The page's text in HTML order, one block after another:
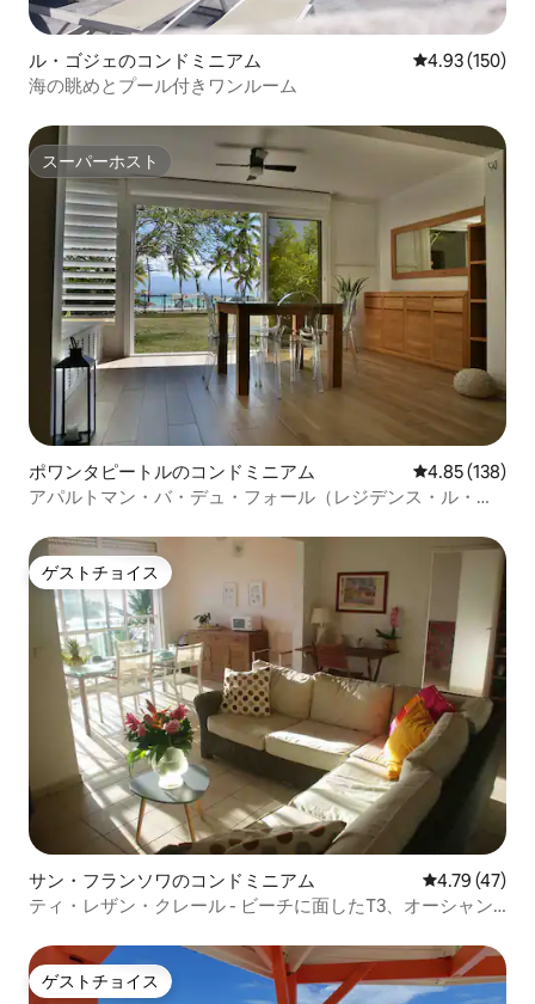
ル・ゴジェのコンドミニアム レビュー150
4.93 (150)
海の眺めとプール付きワンルーム
スーパーホスト
スーパーホスト
ポワンタピートルのコンドミニアム レビュー138
4.85 (138)
アパルトマン・バ・デュ・フォール（レジデンス・ル・マ
ゲストチョイス
ゲストチョイス
サン・フランソワのコンドミニアム レビュー47
4.79 (47)
ティ・レザン・クレール - ビーチに面したT3、オーシャン
ゲストチョイス
ゲストチョイス